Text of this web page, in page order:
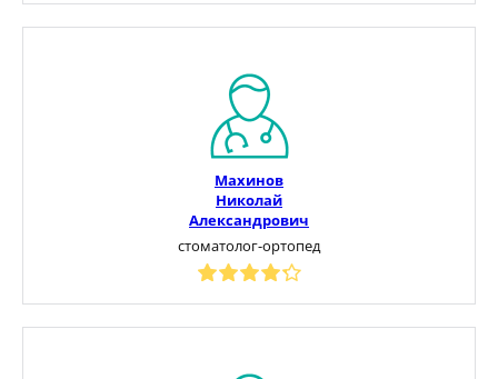
Махинов
Николай
Александрович
стоматолог-ортопед